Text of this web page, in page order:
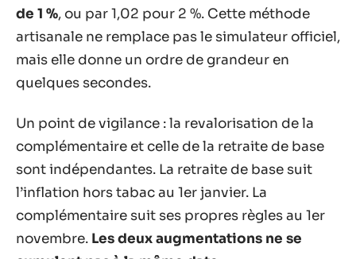
de 1 %, ou par 1,02 pour 2 %. Cette méthode
artisanale ne remplace pas le simulateur officiel,
mais elle donne un ordre de grandeur en
quelques secondes.
Un point de vigilance : la revalorisation de la
complémentaire et celle de la retraite de base
sont indépendantes. La retraite de base suit
l’inflation hors tabac au 1er janvier. La
complémentaire suit ses propres règles au 1er
novembre. Les deux augmentations ne se